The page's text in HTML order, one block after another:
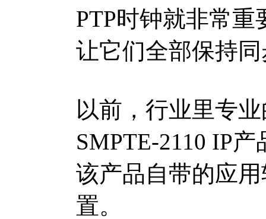
PTP时钟就非常重
让它们全部保持
以前，行业里专
SMPTE-2110 IP
该产品自带的应
置。